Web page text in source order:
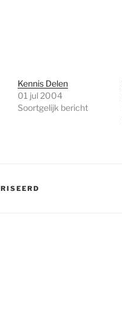
Kennis Delen
01 jul 2004
Soortgelijk bericht